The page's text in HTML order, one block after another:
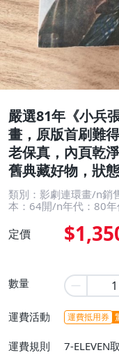
嚴選81年《小兵
畫，原版首刷難
老保真，內頁乾
舊典藏好物，狀
類別：影劇連環畫/n銷
本：64開/n年代：80
定價
數量
運費活動 運費抵用券
運費規則
7-ELEVEN